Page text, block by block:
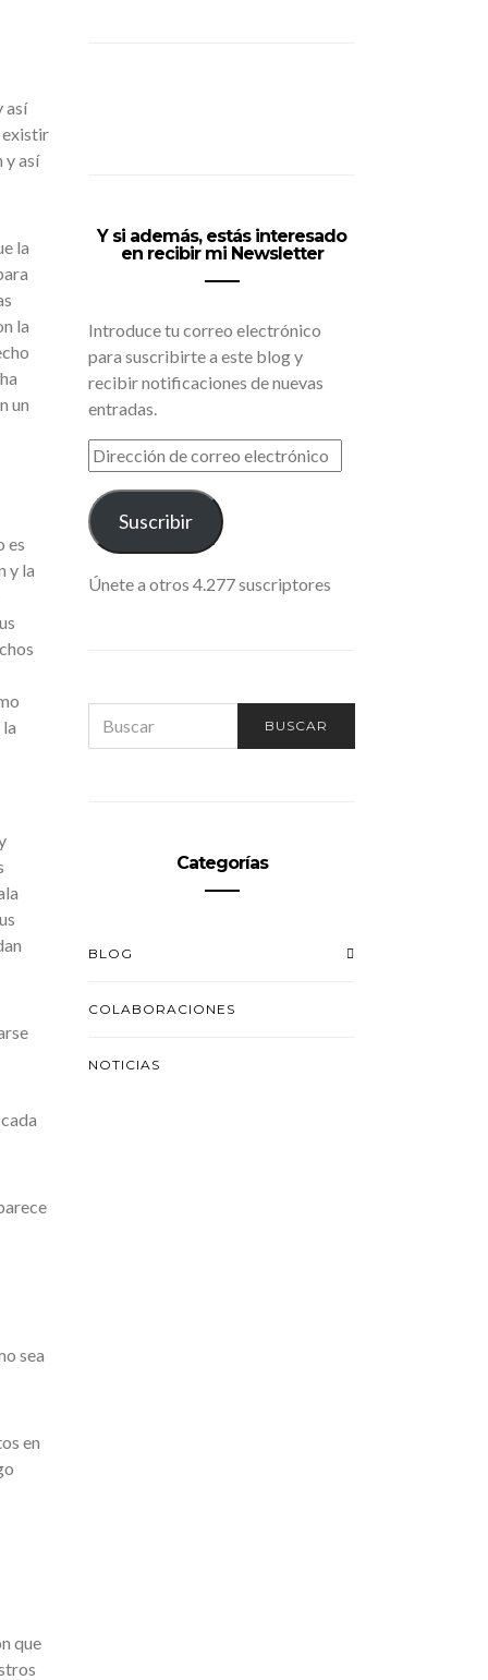
así
existir
y así
la
la
un
es
y la
sea
en
que
Y si además, estás interesado
en recibir mi Newsletter
Introduce tu correo electrónico
para suscribirte a este blog y
recibir notificaciones de nuevas
entradas.
DIRECCIÓN
DE
CORREO
ELECTRÓNICO
Suscribir
Únete a otros 4.277 suscriptores
FOR:
BUSCAR
Categorías
BLOG
COLABORACIONES
NOTICIAS